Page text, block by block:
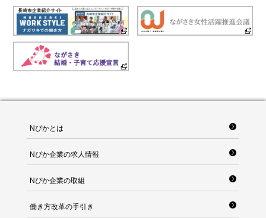
Nぴかとは
Nぴか企業の求人情報
Nぴか企業の取組
働き方改革の手引き